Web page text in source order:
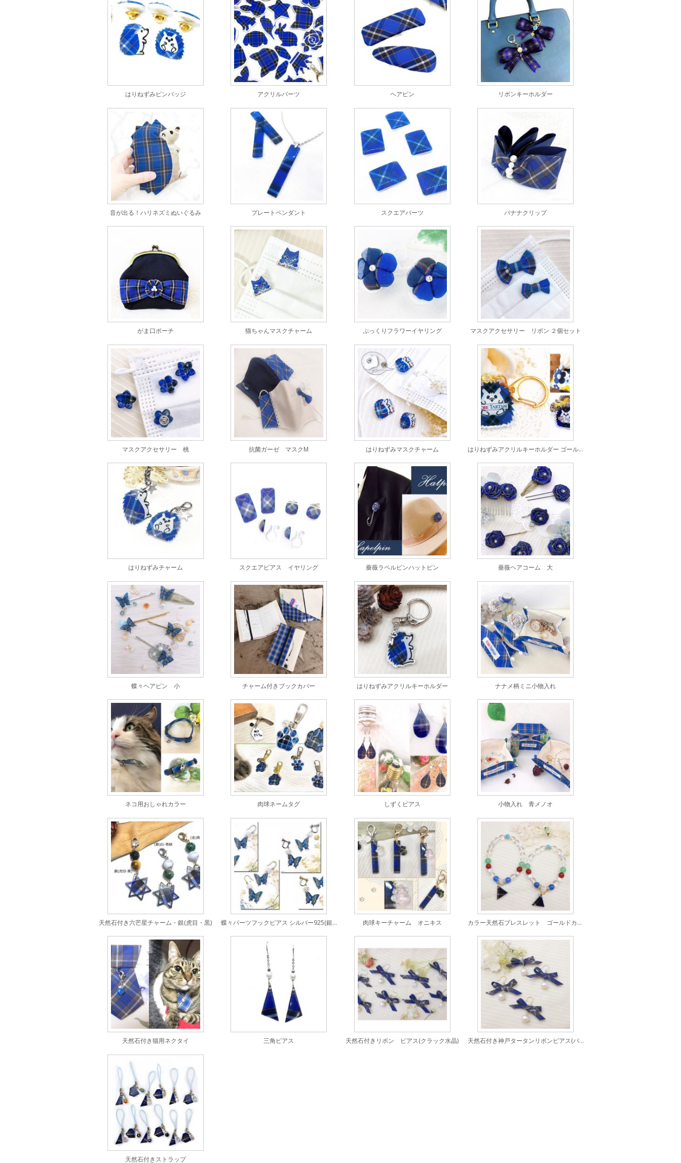
はりねずみピンバッジ アクリルパーツ ヘアピン リボンキーホルダー
音が出る！ハリネズミぬいぐるみ プレートペンダント スクエアパーツ バナナクリップ
がま口ポーチ 猫ちゃんマスクチャーム ぷっくりフラワーイヤリング マスクアクセサリー リボン ２個セット
マスクアクセサリー 桃 抗菌ガーゼ マスクM はりねずみマスクチャーム はりねずみアクリルキーホルダー ゴールド
はりねずみチャーム スクエアピアス イヤリング 薔薇ラペルピンハットピン 薔薇ヘアコーム 大
蝶々ヘアピン 小 チャーム付きブックカバー はりねずみアクリルキーホルダー ナナメ柄ミニ小物入れ
ネコ用おしゃれカラー 肉球ネームタグ しずくピアス 小物入れ 青メノオ
天然石付き六芒星チャーム・銀(虎目・黒) 蝶々パーツフックピアス シルバー925(銀色)クラック水晶付き 肉球キーチャーム オニキス カラー天然石ブレスレット ゴールドカラーM
天然石付き猫用ネクタイ 三角ピアス 天然石付きリボン ピアス(クラック水晶) 天然石付き神戸タータンリボンピアス(パール)
天然石付きストラップ